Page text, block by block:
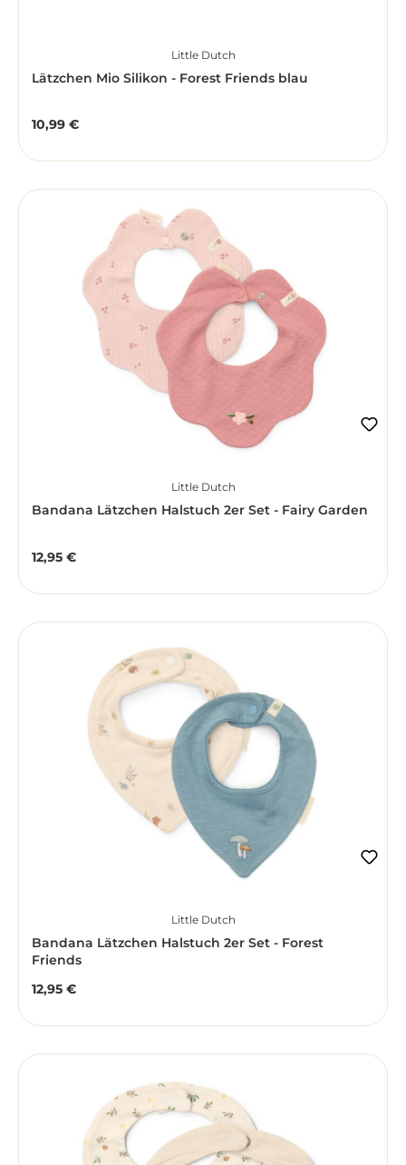
Little Dutch
Lätzchen Mio Silikon - Forest Friends blau
Regulärer Preis:
10,99 €
Little Dutch
Bandana Lätzchen Halstuch 2er Set - Fairy Garden
Regulärer Preis:
12,95 €
Little Dutch
Bandana Lätzchen Halstuch 2er Set - Forest
Friends
Regulärer Preis:
12,95 €